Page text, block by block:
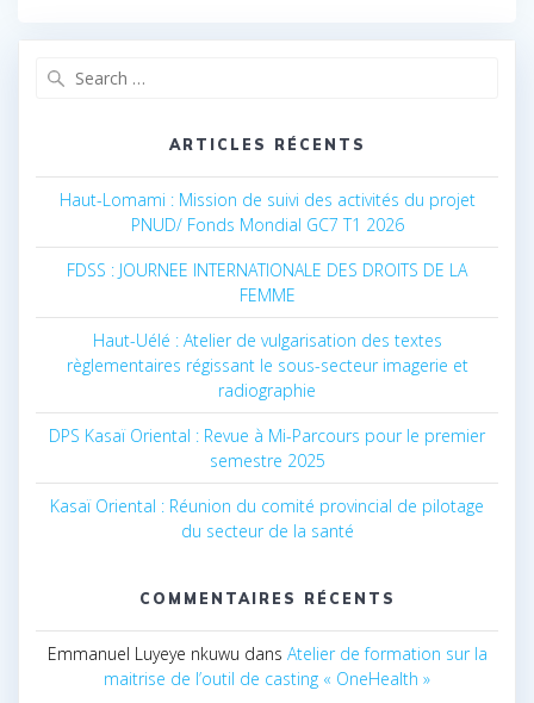
ARTICLES RÉCENTS
Haut-Lomami : Mission de suivi des activités du projet
PNUD/ Fonds Mondial GC7 T1 2026
FDSS : JOURNEE INTERNATIONALE DES DROITS DE LA
FEMME
Haut-Uélé : Atelier de vulgarisation des textes
règlementaires régissant le sous-secteur imagerie et
radiographie
DPS Kasaï Oriental : Revue à Mi-Parcours pour le premier
semestre 2025
Kasaï Oriental : Réunion du comité provincial de pilotage
du secteur de la santé
COMMENTAIRES RÉCENTS
Emmanuel Luyeye nkuwu dans Atelier de formation sur la
maitrise de l’outil de casting « OneHealth »